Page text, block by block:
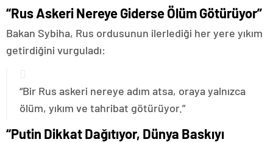
“Rus Askeri Nereye Giderse Ölüm Götürüyor”
Bakan Sybiha, Rus ordusunun ilerlediği her yere yıkım
getirdiğini vurguladı:
“Bir Rus askeri nereye adım atsa, oraya yalnızca
ölüm, yıkım ve tahribat götürüyor.”
“Putin Dikkat Dağıtıyor, Dünya Baskıyı